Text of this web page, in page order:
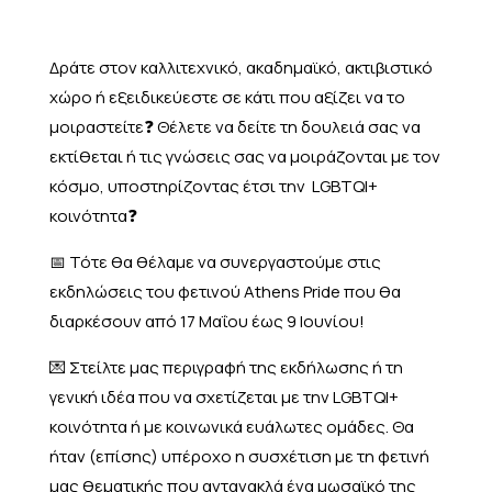
Δράτε στον καλλιτεχνικό, ακαδημαϊκό, ακτιβιστικό
χώρο ή εξειδικεύεστε σε κάτι που αξίζει να το
μοιραστείτε❓ Θέλετε να δείτε τη δουλειά σας να
εκτίθεται ή τις γνώσεις σας να μοιράζονται με τον
κόσμο, υποστηρίζοντας έτσι την LGBTQI+
κοινότητα❓
📅 Τότε θα θέλαμε να συνεργαστούμε στις
εκδηλώσεις του φετινού Athens Pride που θα
διαρκέσουν από 17 Μαΐου έως 9 Ιουνίου!
💌 Στείλτε μας περιγραφή της εκδήλωσης ή τη
γενική ιδέα που να σχετίζεται με την LGBTQI+
κοινότητα ή με κοινωνικά ευάλωτες ομάδες. Θα
ήταν (επίσης) υπέροχο η συσχέτιση με τη φετινή
μας θεματικής που αντανακλά ένα μωσαϊκό της